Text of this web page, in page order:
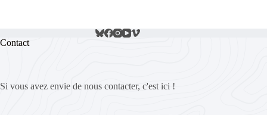
Contact
Si vous avez envie de nous contacter, c'est ici !